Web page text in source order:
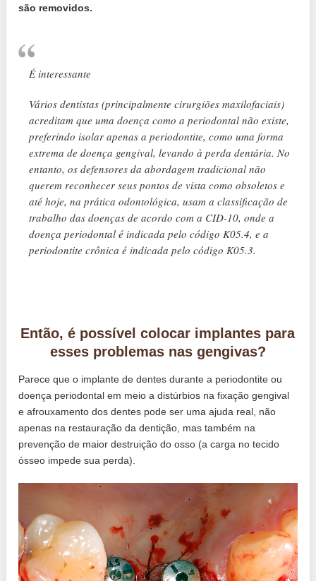
são removidos.
É interessante
Vários dentistas (principalmente cirurgiões maxilofaciais)
acreditam que uma doença como a periodontal não existe,
preferindo isolar apenas a periodontite, como uma forma
extrema de doença gengival, levando à perda dentária. No
entanto, os defensores da abordagem tradicional não
querem reconhecer seus pontos de vista como obsoletos e
até hoje, na prática odontológica, usam a classificação de
trabalho das doenças de acordo com a CID-10, onde a
doença periodontal é indicada pelo código K05.4, e a
periodontite crônica é indicada pelo código K05.3.
Então, é possível colocar implantes para
esses problemas nas gengivas?
Parece que o implante de dentes durante a periodontite ou
doença periodontal em meio a distúrbios na fixação gengival
e afrouxamento dos dentes pode ser uma ajuda real, não
apenas na restauração da dentição, mas também na
prevenção de maior destruição do osso (a carga no tecido
ósseo impede sua perda).